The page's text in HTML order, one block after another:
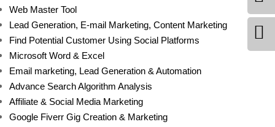
Web Master Tool
Lead Generation, E-mail Marketing, Content Marketing
Find Potential Customer Using Social Platforms
Microsoft Word & Excel
Email marketing, Lead Generation & Automation
Advance Search Algorithm Analysis
Affiliate & Social Media Marketing
Google Fiverr Gig Creation & Marketing